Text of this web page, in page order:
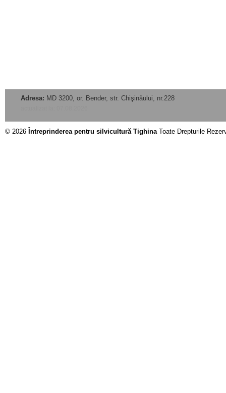
Adresa: MD 3200, or. Bender, str. Chişinăului, nr.228
© 2026 Întreprinderea pentru silvicultură TighinaToate Drepturile